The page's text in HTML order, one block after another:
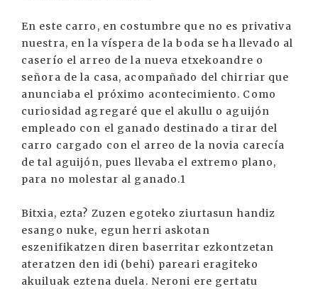
En este carro, en costumbre que no es privativa
nuestra, en la víspera de la boda se ha llevado al
caserío el arreo de la nueva etxekoandre o
señora de la casa, acompañado del chirriar que
anunciaba el próximo acontecimiento. Como
curiosidad agregaré que el akullu o aguijón
empleado con el ganado destinado a tirar del
carro cargado con el arreo de la novia carecía
de tal aguijón, pues llevaba el extremo plano,
para no molestar al ganado.1
Bitxia, ezta? Zuzen egoteko ziurtasun handiz
esango nuke, egun herri askotan
eszenifikatzen diren baserritar ezkontzetan
ateratzen den idi (behi) pareari eragiteko
akuiluak eztena duela. Neroni ere gertatu